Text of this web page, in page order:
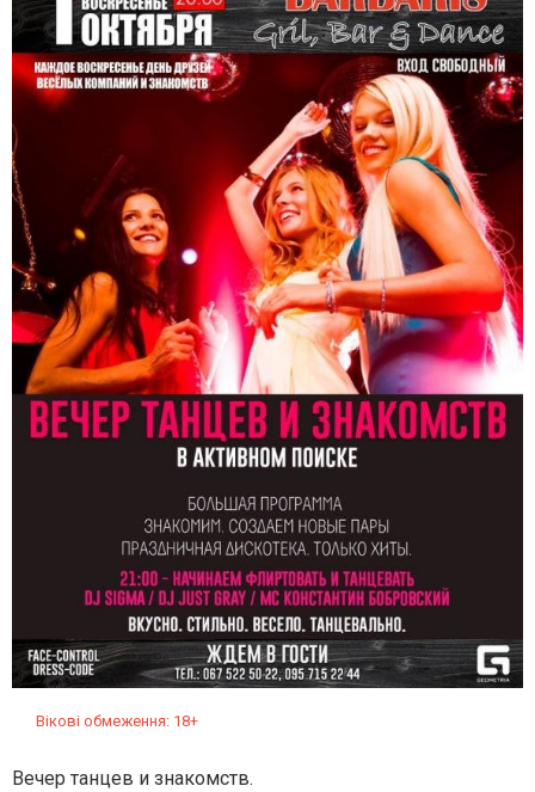
Вікові обмеження: 18+
Вечер танцев и знакомств.